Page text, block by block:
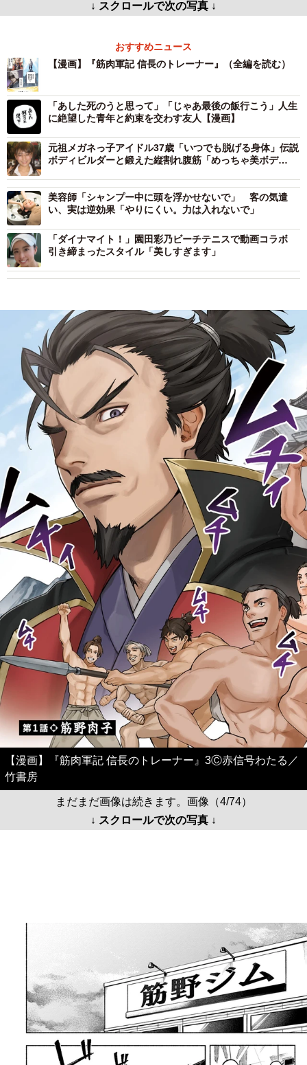
↓ スクロールで次の写真 ↓
おすすめニュース
【漫画】『筋肉軍記 信長のトレーナー』（全編を読む）
「あした死のうと思って」「じゃあ最後の飯行こう」人生
に絶望した青年と約束を交わす友人【漫画】
元祖メガネっ子アイドル37歳「いつでも脱げる身体」伝説
ボディビルダーと鍛えた縦割れ腹筋「めっちゃ美ボデ
美容師「シャンプー中に頭を浮かせないで」 客の気遣
い、実は逆効果「やりにくい。力は入れないで」
「ダイナマイト！」園田彩乃ビーチテニスで動画コラボ
引き締まったスタイル「美しすぎます」
【漫画】『筋肉軍記 信長のトレーナー』3Ⓒ赤信号わたる／
竹書房
まだまだ画像は続きます。画像（4/74）
↓ スクロールで次の写真 ↓